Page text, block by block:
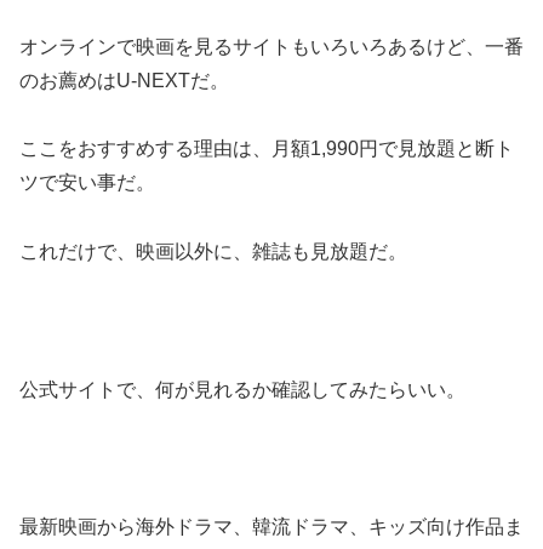
オンラインで映画を見るサイトもいろいろあるけど、一番
のお薦めはU-NEXTだ。
ここをおすすめする理由は、月額1,990円で見放題と断ト
ツで安い事だ。
これだけで、映画以外に、雑誌も見放題だ。
公式サイトで、何が見れるか確認してみたらいい。
最新映画から海外ドラマ、韓流ドラマ、キッズ向け作品ま